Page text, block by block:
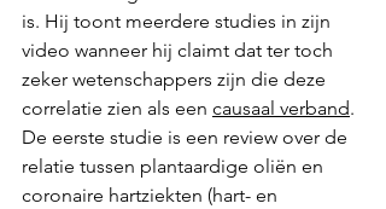
is. Hij toont meerdere studies in zijn
video wanneer hij claimt dat ter toch
zeker wetenschappers zijn die deze
correlatie zien als een causaal verband.
De eerste studie is een review over de
relatie tussen plantaardige oliën en
coronaire hartziekten (hart- en